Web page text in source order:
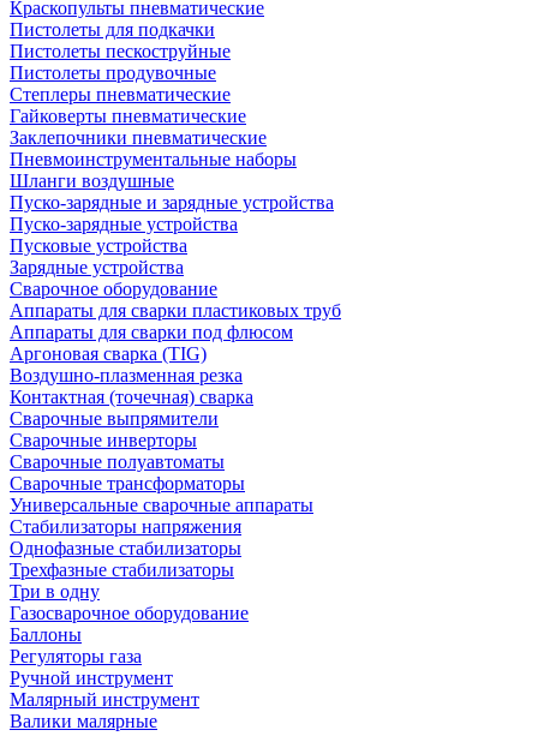
Краскопульты пневматические
Пистолеты для подкачки
Пистолеты пескоструйные
Пистолеты продувочные
Степлеры пневматические
Гайковерты пневматические
Заклепочники пневматические
Пневмоинструментальные наборы
Шланги воздушные
Пуско-зарядные и зарядные устройства
Пуско-зарядные устройства
Пусковые устройства
Зарядные устройства
Сварочное оборудование
Аппараты для сварки пластиковых труб
Аппараты для сварки под флюсом
Аргоновая сварка (TIG)
Воздушно-плазменная резка
Контактная (точечная) сварка
Сварочные выпрямители
Сварочные инверторы
Сварочные полуавтоматы
Сварочные трансформаторы
Универсальные сварочные аппараты
Стабилизаторы напряжения
Однофазные стабилизаторы
Трехфазные стабилизаторы
Три в одну
Газосварочное оборудование
Баллоны
Регуляторы газа
Ручной инструмент
Малярный инструмент
Валики малярные